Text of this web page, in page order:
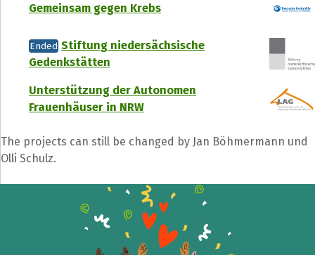
Gemeinsam gegen Krebs
Ended Stiftung niedersächsische
Gedenkstätten
Unterstützung der Autonomen
Frauenhäuser in NRW
The projects can still be changed by Jan Böhmermann und
Olli Schulz.